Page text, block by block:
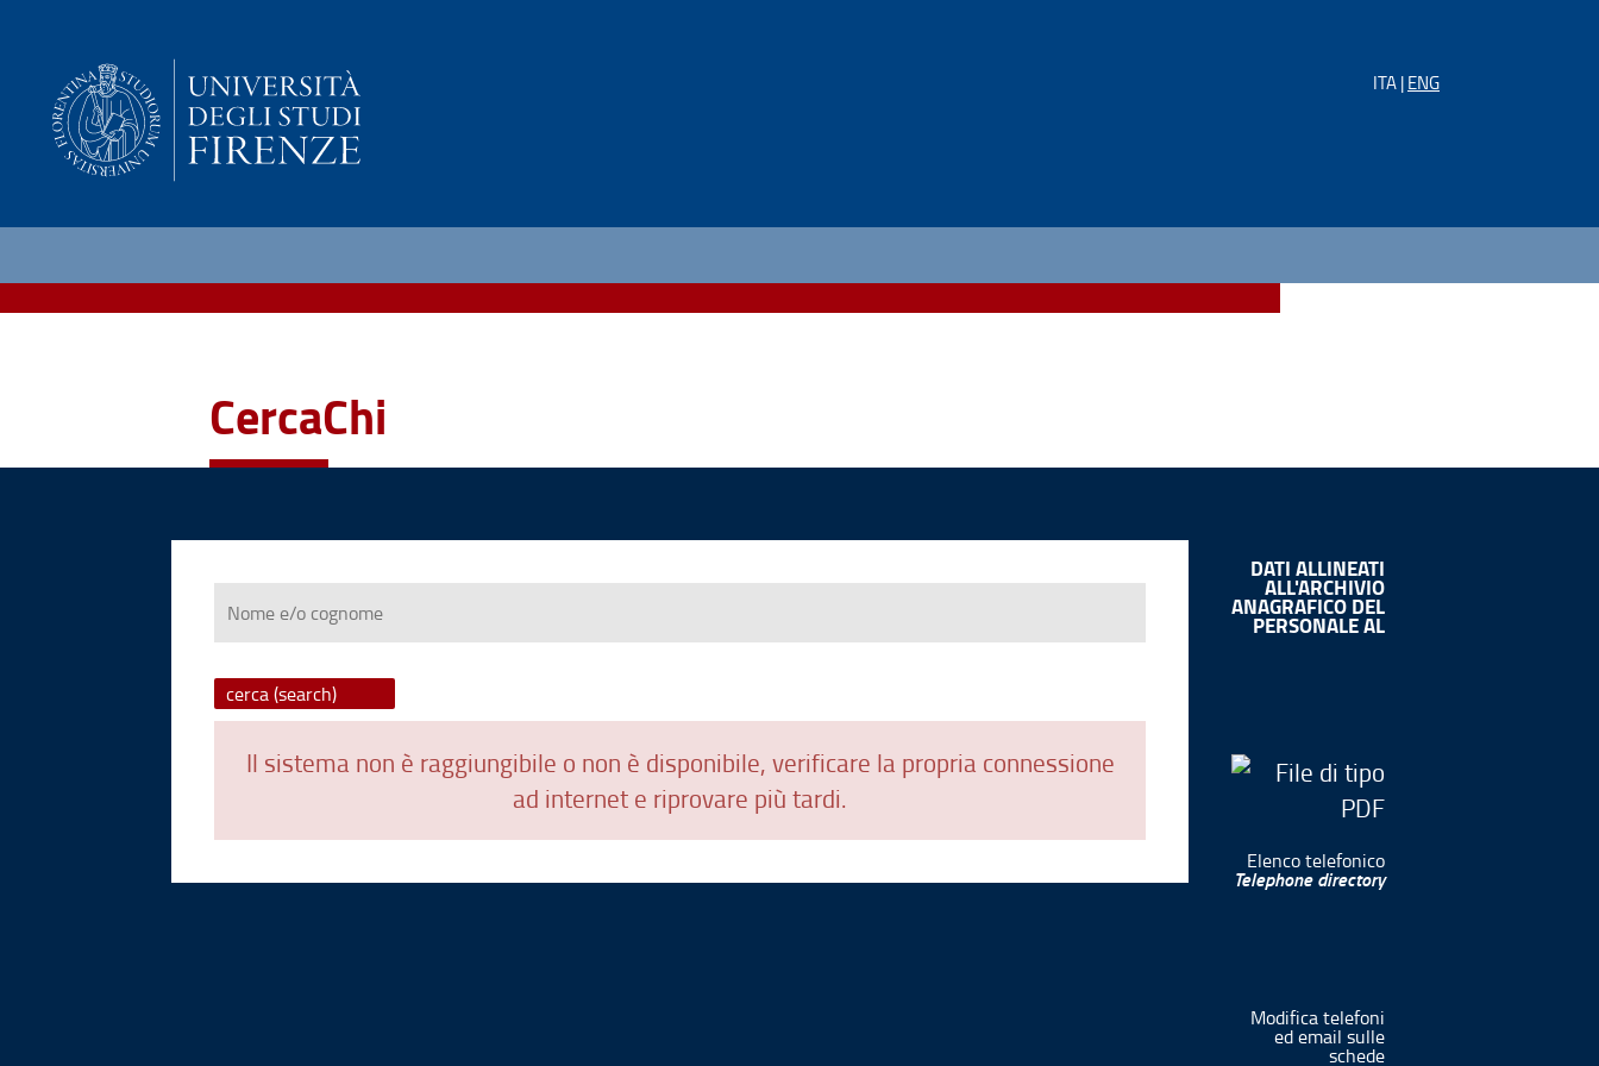
ITA |ENG
CercaChi
Nome
cognome
Il sistema non è raggiungibile o non è disponibile, verificare la propria connessione
ad internet e riprovare più tardi.
DATI ALLINEATI
ALL'ARCHIVIO
ANAGRAFICO DEL
PERSONALE AL
Elenco telefonico
Telephone directory
Modifica telefoni
ed email sulle
schede